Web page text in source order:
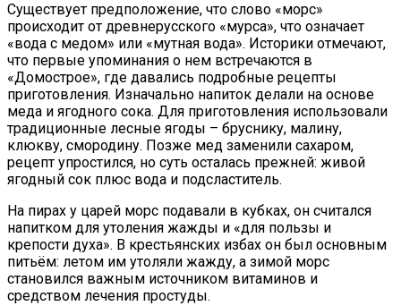
Существует предположение, что слово «морс»
происходит от древнерусского «мурса», что означает
«вода с медом» или «мутная вода». Историки отмечают,
что первые упоминания о нем встречаются в
«Домострое», где давались подробные рецепты
приготовления. Изначально напиток делали на основе
меда и ягодного сока. Для приготовления использовали
традиционные лесные ягоды – бруснику, малину,
клюкву, смородину. Позже мед заменили сахаром,
рецепт упростился, но суть осталась прежней: живой
ягодный сок плюс вода и подсластитель.
На пирах у царей морс подавали в кубках, он считался
напитком для утоления жажды и «для пользы и
крепости духа». В крестьянских избах он был основным
питьём: летом им утоляли жажду, а зимой морс
становился важным источником витаминов и
средством лечения простуды.